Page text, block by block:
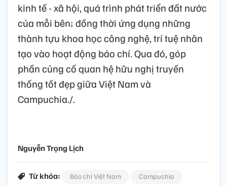
kinh tế - xã hội, quá trình phát triển đất nước
của mỗi bên; đồng thời ứng dụng những
thành tựu khoa học công nghệ, trí tuệ nhân
tạo vào hoạt động báo chí. Qua đó, góp
phần củng cố quan hệ hữu nghị truyền
thống tốt đẹp giữa Việt Nam và
Campuchia./.
Nguyễn Trọng Lịch
Từ khóa: Báo chí Việt Nam
Campuchia